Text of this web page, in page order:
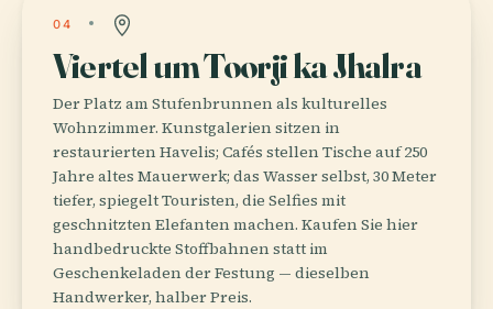
04
Viertel um Toorji ka Jhalra
Der Platz am Stufenbrunnen als kulturelles
Wohnzimmer. Kunstgalerien sitzen in
restaurierten Havelis; Cafés stellen Tische auf 250
Jahre altes Mauerwerk; das Wasser selbst, 30 Meter
tiefer, spiegelt Touristen, die Selfies mit
geschnitzten Elefanten machen. Kaufen Sie hier
handbedruckte Stoffbahnen statt im
Geschenkeladen der Festung — dieselben
Handwerker, halber Preis.